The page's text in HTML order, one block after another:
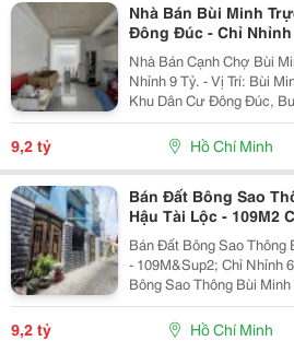
Nhà Bán Bùi Minh
Đông Đúc - Chỉ Nhỉnh
Nhà Bán Cạnh Chợ Bùi
Nhỉnh 9 Tỷ. - Vị Trí: Bùi Minh Trực, P5, Q8 Ngay Chợ,
Khu Dân Cư Đông Đúc, Buôn
5.5 X 23M Siêu Rộng,
Lầu, 5 Phòng Ngủ, Sân
9,2 tỷ Hồ Chí Minh
Bán Đất Bông Sao
Hậu Tài Lộc - 109M2
Bán Đất Bông Sao Thông
- 109M&Sup2; Chỉ Nhỉnh 6 Tỷ
Bông Sao Thông Bùi
Thế Hiển, Liên Tỉnh 5... + Tiện Ích: Gần Chợ Nhị Thiên
Đường, Trường Học Các
9,2 tỷ Hồ Chí Minh